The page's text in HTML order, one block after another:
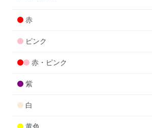
赤
ピンク
赤・ピンク
紫
白